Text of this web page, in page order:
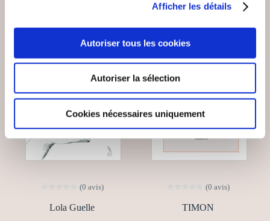
Afficher les détails
Autoriser tous les cookies
Autoriser la sélection
Cookies nécessaires uniquement
NEW
(0 avis)
Lola Guelle
(0 avis)
TIMON